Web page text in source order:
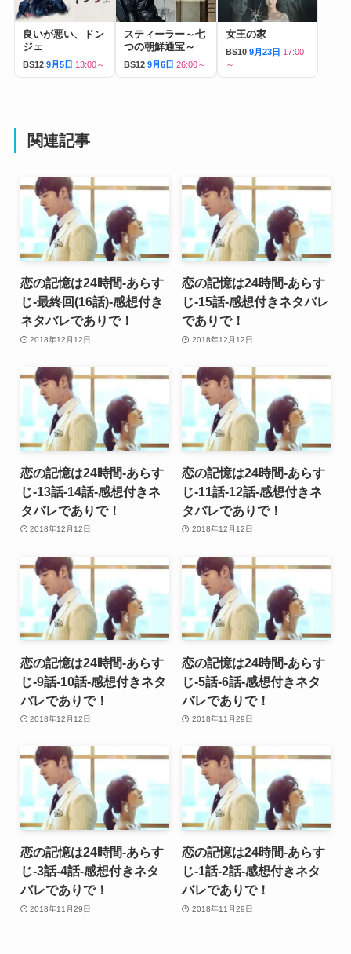
良いが悪い、ドン
ジェ
BS12 9月5日 13:00～
スティーラー～七
つの朝鮮通宝～
BS12 9月6日 26:00～
女王の家
BS10 9月23日 17:00
～
関連記事
恋の記憶は24時間-あらす
じ-最終回(16話)-感想付き
ネタバレでありで！
2018年12月12日
恋の記憶は24時間-あらす
じ-15話-感想付きネタバレ
でありで！
2018年12月12日
恋の記憶は24時間-あらす
じ-13話-14話-感想付きネ
タバレでありで！
2018年12月12日
恋の記憶は24時間-あらす
じ-11話-12話-感想付きネ
タバレでありで！
2018年12月12日
恋の記憶は24時間-あらす
じ-9話-10話-感想付きネタ
バレでありで！
2018年12月12日
恋の記憶は24時間-あらす
じ-5話-6話-感想付きネタ
バレでありで！
2018年11月29日
恋の記憶は24時間-あらす
じ-3話-4話-感想付きネタ
バレでありで！
2018年11月29日
恋の記憶は24時間-あらす
じ-1話-2話-感想付きネタ
バレでありで！
2018年11月29日